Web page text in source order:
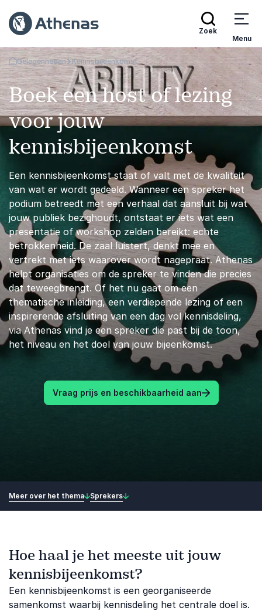
Zoek
Menu
Terug naar de startpagina
Gelegenheden Kennisbijeenkomst
Boek een host of lezing
voor jouw
kennisbijeenkomst
Een kennisbijeenkomst staat of valt met de kwaliteit
van wat er wordt gedeeld. Wanneer een spreker het
podium betreedt met een verhaal dat aansluit bij wat
jouw publiek bezighoudt, ontstaat er iets wat een
presentatie of workshop zelden bereikt: echte
betrokkenheid. De zaal luistert, denkt mee en
vertrekt met iets waarover wordt nagepraat. Athenas
helpt organisaties om de spreker te vinden die precies
dat teweegbrengt. Of het nu gaat om een
thematische inleiding, een verdiepende lezing of een
inspirerende afsluiting van een dag vol kennisdeling,
via Athenas vind je een spreker die past bij de toon,
het niveau en het doel van jouw bijeenkomst.
Vraag prijs en beschikbaarheid aan
Meer over het thema Sprekers
Hoe haal je het meeste uit jouw
kennisbijeenkomst?
Een kennisbijeenkomst is een georganiseerde
samenkomst waarbij kennisdeling het centrale doel is.